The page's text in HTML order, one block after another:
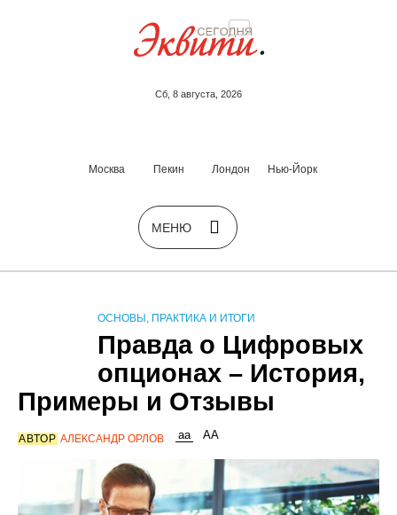
Сб, 8 августа, 2026
Москва Пекин Лондон Нью-Йорк
ОСНОВЫ, ПРАКТИКА И ИТОГИ
Правда о Цифровых
опционах – История,
Примеры и Отзывы
АВТОР АЛЕКСАНДР ОРЛОВ